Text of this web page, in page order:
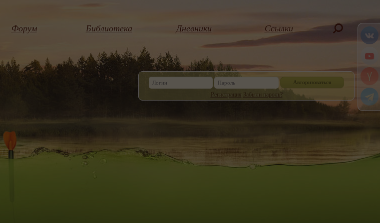
Форум Библиотека Дневники Ссылки
Авторизоваться
Регистрация
Забыли пароль?